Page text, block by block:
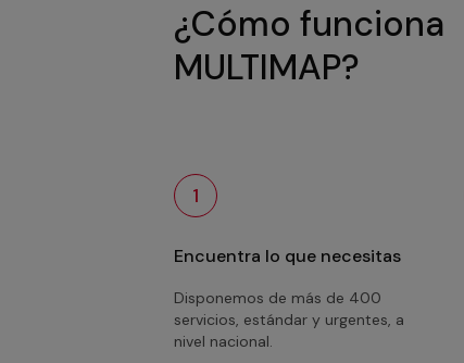
¿Cómo funciona
MULTIMAP?
1
Encuentra lo que necesitas
Disponemos de más de 400
servicios, estándar y urgentes, a
nivel nacional.